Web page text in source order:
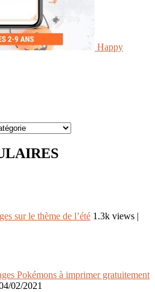
Happy
sur le thème de l’été 1.3k views |
Pokémons à imprimer gratuitement
02/2021